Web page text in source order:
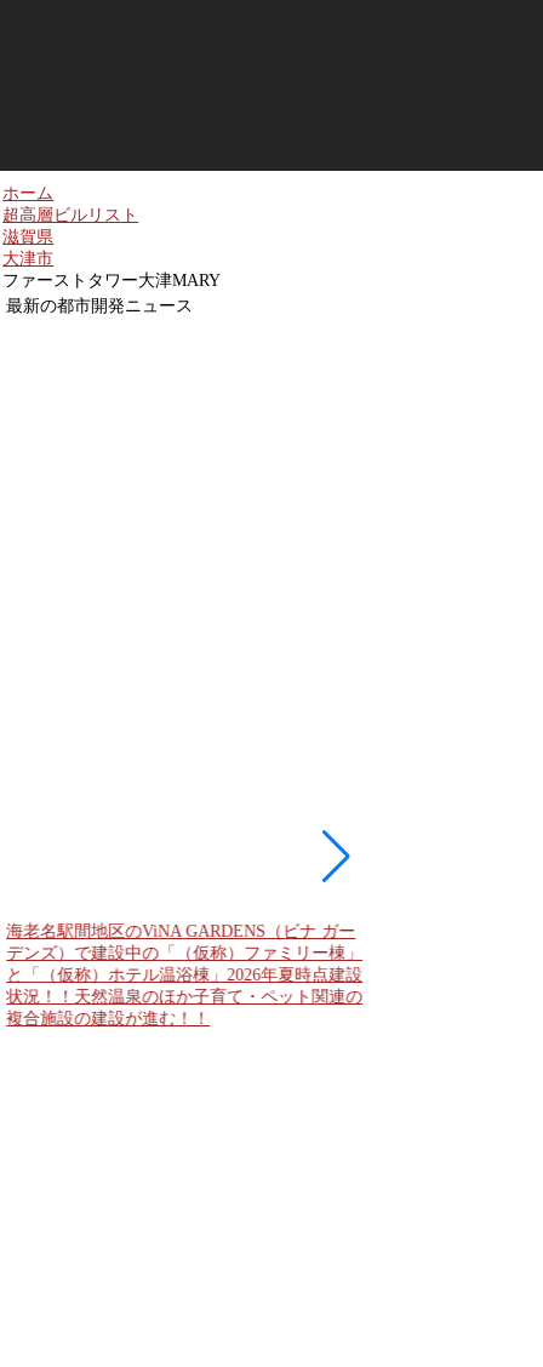
ホーム
超高層ビルリスト
滋賀県
大津市
ファーストタワー大津MARY
最新の都市開発ニュース
海老名駅間地区のViNA GARDENS（ビナ ガー
デンズ）で建設中の「（仮称）ファミリー棟」
と「（仮称）ホテル温浴棟」2026年夏時点建設
状況！！天然温泉のほか子育て・ペット関連の
複合施設の建設が進む！！